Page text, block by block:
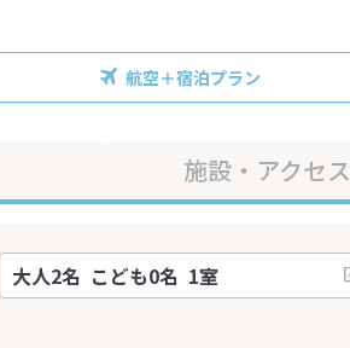
航空＋宿泊プラン
施設・アクセス